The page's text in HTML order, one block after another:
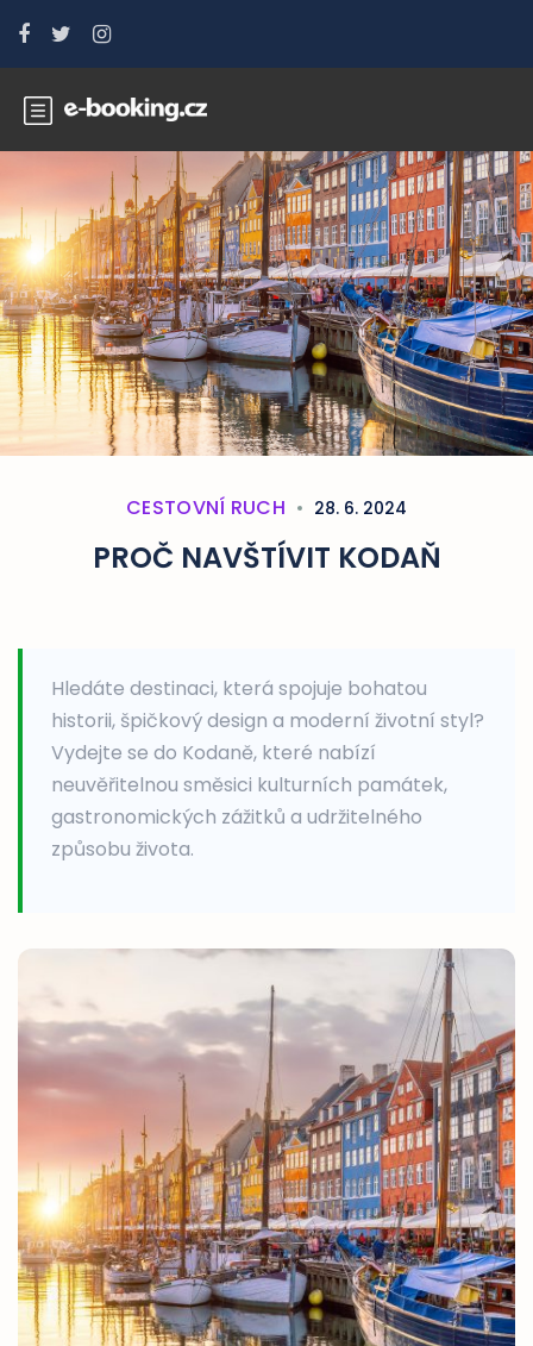
CESTOVNÍ RUCH 28. 6. 2024
PROČ NAVŠTÍVIT KODAŇ
Hledáte destinaci, která spojuje bohatou
historii, špičkový design a moderní životní styl?
Vydejte se do Kodaně, které nabízí
neuvěřitelnou směsici kulturních památek,
gastronomických zážitků a udržitelného
způsobu života.